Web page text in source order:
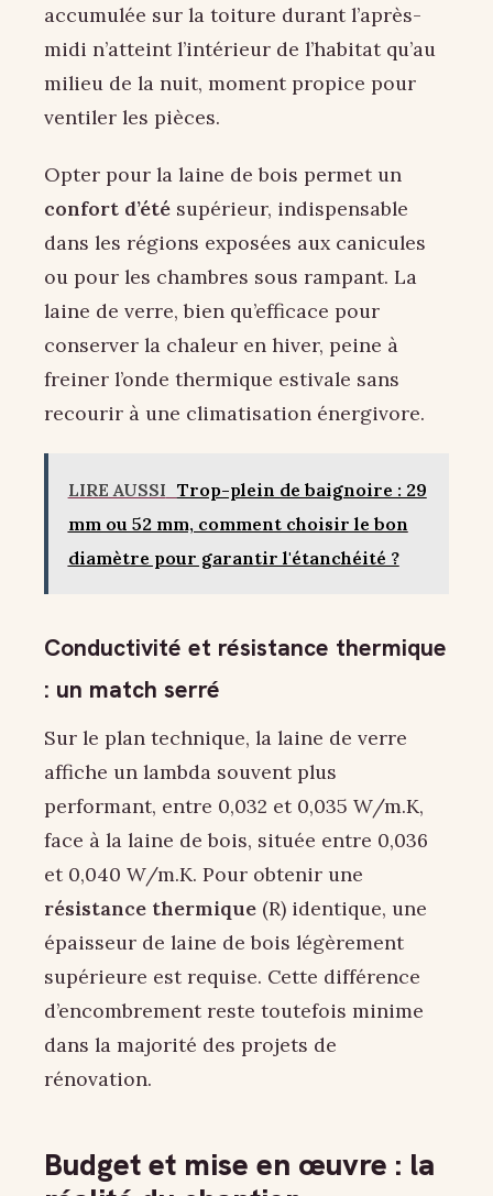
accumulée sur la toiture durant l’après-
midi n’atteint l’intérieur de l’habitat qu’au
milieu de la nuit, moment propice pour
ventiler les pièces.
Opter pour la laine de bois permet un
confort d’été supérieur, indispensable
dans les régions exposées aux canicules
ou pour les chambres sous rampant. La
laine de verre, bien qu’efficace pour
conserver la chaleur en hiver, peine à
freiner l’onde thermique estivale sans
recourir à une climatisation énergivore.
LIRE AUSSI Trop-plein de baignoire : 29
mm ou 52 mm, comment choisir le bon
diamètre pour garantir l'étanchéité ?
Conductivité et résistance thermique
: un match serré
Sur le plan technique, la laine de verre
affiche un lambda souvent plus
performant, entre 0,032 et 0,035 W/m.K,
face à la laine de bois, située entre 0,036
et 0,040 W/m.K. Pour obtenir une
résistance thermique (R) identique, une
épaisseur de laine de bois légèrement
supérieure est requise. Cette différence
d’encombrement reste toutefois minime
dans la majorité des projets de
rénovation.
Budget et mise en œuvre : la